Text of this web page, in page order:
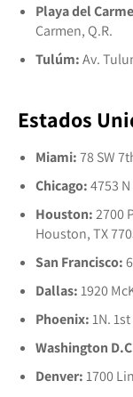
Playa del
Carmen, Q.R.
Tulúm:Av.
Estados
Miami:78 SW
Chicago:4753
Houston:2700
Houston, TX
San Francisco:
Dallas:1920
Phoenix:1N.
Washington
Denver:1700